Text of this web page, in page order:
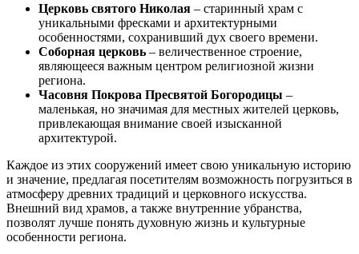
Церковь святого Николая – старинный храм с
уникальными фресками и архитектурными
особенностями, сохранивший дух своего времени.
Соборная церковь – величественное строение,
являющееся важным центром религиозной жизни
региона.
Часовня Покрова Пресвятой Богородицы –
маленькая, но значимая для местных жителей церковь,
привлекающая внимание своей изысканной
архитектурой.
Каждое из этих сооружений имеет свою уникальную историю
и значение, предлагая посетителям возможность погрузиться в
атмосферу древних традиций и церковного искусства.
Внешний вид храмов, а также внутренние убранства,
позволят лучше понять духовную жизнь и культурные
особенности региона.